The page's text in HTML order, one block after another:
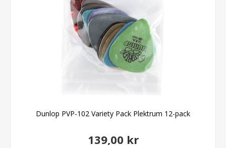
Dunlop PVP-102 Variety Pack Plektrum 12-pack
139,00 kr